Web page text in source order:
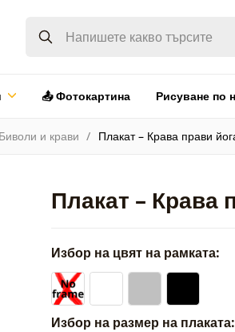
📤 Фотокартина Рисуване по
Биволи и крави Плакат – Крава прави
Плакат – Крава
Избор на цвят на рамката:
Избор на размер на плаката: